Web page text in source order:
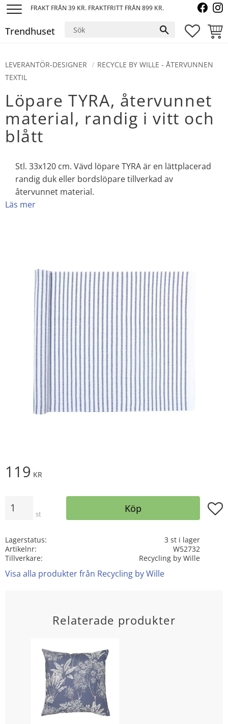
FRAKT FRÅN 39 KR. FRAKTFRITT FRÅN 899 KR.
Trendhuset
LEVERANTÖR-DESIGNER
RECYCLE BY WILLE - ÅTERVUNNEN
TEXTIL
Löpare TYRA, återvunnet
material, randig i vitt och
blått
Stl. 33x120 cm. Vävd löpare TYRA är en lättplacerad
randig duk eller bordslöpare tillverkad av
återvunnet material.
Läs mer
119 KR
st Köp
Lagerstatus
3 st i lager
Artikelnr
W52732
Tillverkare
Recycling by Wille
Visa alla produkter från Recycling by Wille
Relaterade produkter